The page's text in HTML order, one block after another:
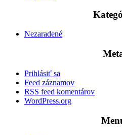
Nezaradené
Prihlásiť sa
Feed záznamov
RSS feed komentárov
WordPress.org